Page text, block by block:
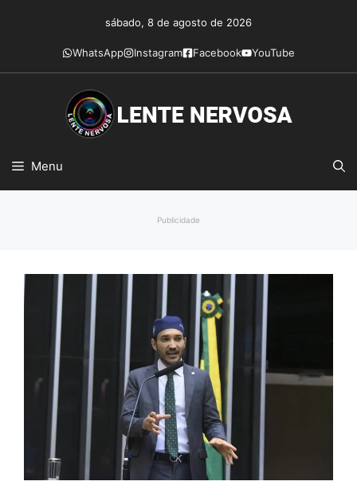
conteúdo
sábado, 8 de agosto de 2026
WhatsApp Instagram Facebook YouTube
Menu
Publicidade